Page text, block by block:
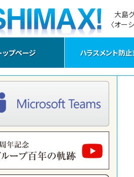
大島
〈オー
ップページ ハラスメント防